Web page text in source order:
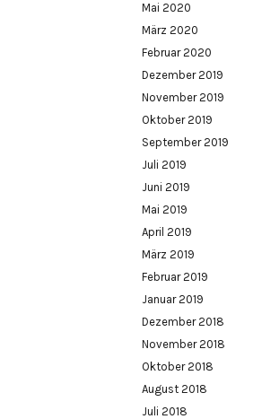
Mai 2020
März 2020
Februar 2020
Dezember 2019
November 2019
Oktober 2019
September 2019
Juli 2019
Juni 2019
Mai 2019
April 2019
März 2019
Februar 2019
Januar 2019
Dezember 2018
November 2018
Oktober 2018
August 2018
Juli 2018